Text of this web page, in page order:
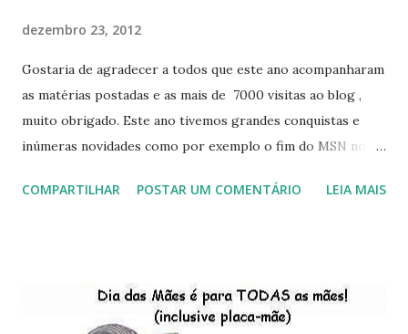
dezembro 23, 2012
Gostaria de agradecer a todos que este ano acompanharam
as matérias postadas e as mais de 7000 visitas ao blog ,
muito obrigado. Este ano tivemos grandes conquistas e
inúmeras novidades como por exemplo o fim do MSN no
do Kaiana que será lançada em 2013, distro nacional , a
do LibreOffice , o IX Latinoware, a Microsoft boicotando o
Linux (como sempre), o lançamento do Windows 8 e a sua
COMPARTILHAR POSTAR UM COMENTÁRIO LEIA MAIS